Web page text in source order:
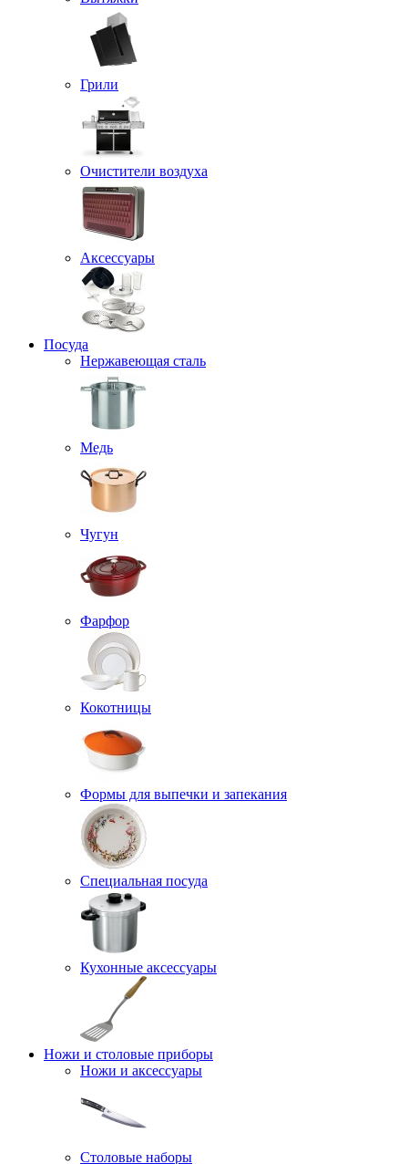
Грили
Очистители воздуха
Аксессуары
Посуда
Нержавеющая сталь
Медь
Чугун
Фарфор
Кокотницы
Формы для выпечки и запекания
Специальная посуда
Кухонные аксессуары
Ножи и столовые приборы
Ножи и аксессуары
Столовые наборы